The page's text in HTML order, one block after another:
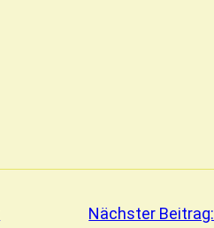
Nächster Beitrag: